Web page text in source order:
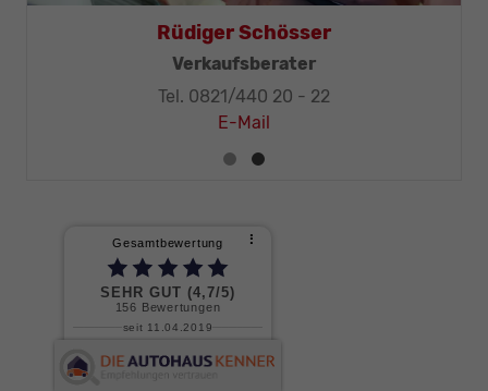
Thomas Mohr
Geschäftsleitung, KFZ-Techniker-Meister
Tel. 0821/440 20 - 32
E-Mail